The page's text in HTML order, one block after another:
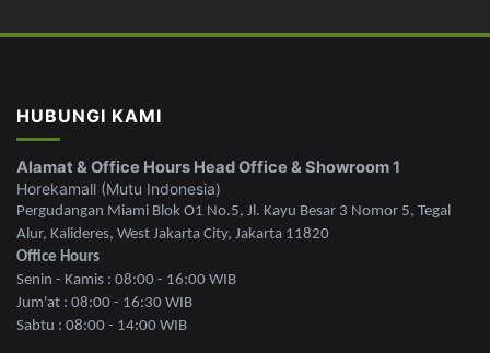
HUBUNGI KAMI
Alamat & Office Hours Head Office & Showroom 1
Horekamall (Mutu Indonesia)
Pergudangan Miami Blok O1 No.5, Jl. Kayu Besar 3 Nomor 5, Tegal
Alur, Kalideres, West Jakarta City, Jakarta 11820
Office Hours
Senin - Kamis : 08:00 - 16:00 WIB
Jum'at : 08:00 - 16:30 WIB
Sabtu : 08:00 - 14:00 WIB